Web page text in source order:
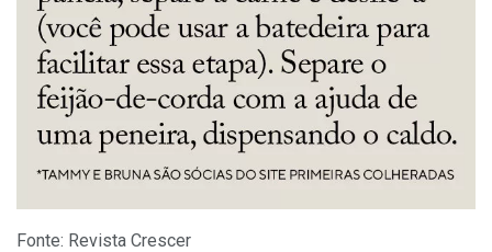
Fonte: Revista Crescer